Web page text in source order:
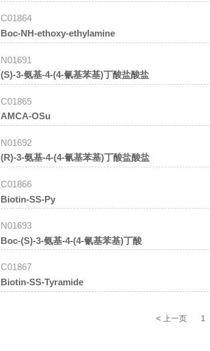
C01864
Boc-NH-ethoxy-ethylamine
N01691
(S)-3-氨基-4-(4-氰基苯基)丁酸盐酸盐
C01865
AMCA-OSu
N01692
(R)-3-氨基-4-(4-氰基苯基)丁酸盐酸盐
C01866
Biotin-SS-Py
N01693
Boc-(S)-3-氨基-4-(4-氰基苯基)丁酸
C01867
Biotin-SS-Tyramide
<上一页 1